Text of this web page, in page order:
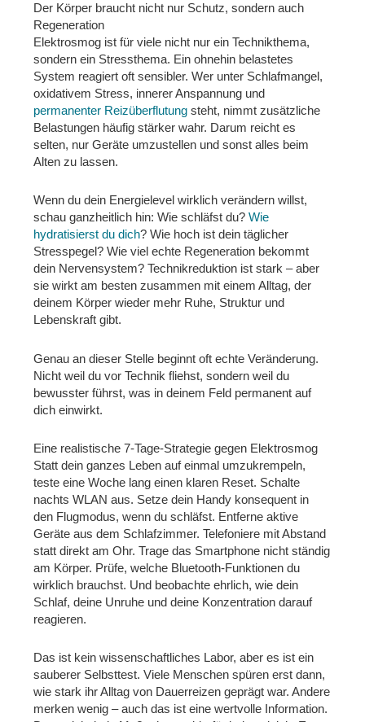
Der Körper braucht nicht nur Schutz, sondern auch
Regeneration
Elektrosmog ist für viele nicht nur ein Technikthema,
sondern ein Stressthema. Ein ohnehin belastetes
System reagiert oft sensibler. Wer unter Schlafmangel,
oxidativem Stress, innerer Anspannung und
permanenter Reizüberflutung steht, nimmt zusätzliche
Belastungen häufig stärker wahr. Darum reicht es
selten, nur Geräte umzustellen und sonst alles beim
Alten zu lassen.
Wenn du dein Energielevel wirklich verändern willst,
schau ganzheitlich hin: Wie schläfst du?Wie
hydratisierst du dich? Wie hoch ist dein täglicher
Stresspegel? Wie viel echte Regeneration bekommt
dein Nervensystem? Technikreduktion ist stark – aber
sie wirkt am besten zusammen mit einem Alltag, der
deinem Körper wieder mehr Ruhe, Struktur und
Lebenskraft gibt.
Genau an dieser Stelle beginnt oft echte Veränderung.
Nicht weil du vor Technik fliehst, sondern weil du
bewusster führst, was in deinem Feld permanent auf
dich einwirkt.
Eine realistische 7-Tage-Strategie gegen Elektrosmog
Statt dein ganzes Leben auf einmal umzukrempeln,
teste eine Woche lang einen klaren Reset. Schalte
nachts WLAN aus. Setze dein Handy konsequent in
den Flugmodus, wenn du schläfst. Entferne aktive
Geräte aus dem Schlafzimmer. Telefoniere mit Abstand
statt direkt am Ohr. Trage das Smartphone nicht ständig
am Körper. Prüfe, welche Bluetooth-Funktionen du
wirklich brauchst. Und beobachte ehrlich, wie dein
Schlaf, deine Unruhe und deine Konzentration darauf
reagieren.
Das ist kein wissenschaftliches Labor, aber es ist ein
sauberer Selbsttest. Viele Menschen spüren erst dann,
wie stark ihr Alltag von Dauerreizen geprägt war. Andere
merken wenig – auch das ist eine wertvolle Information.